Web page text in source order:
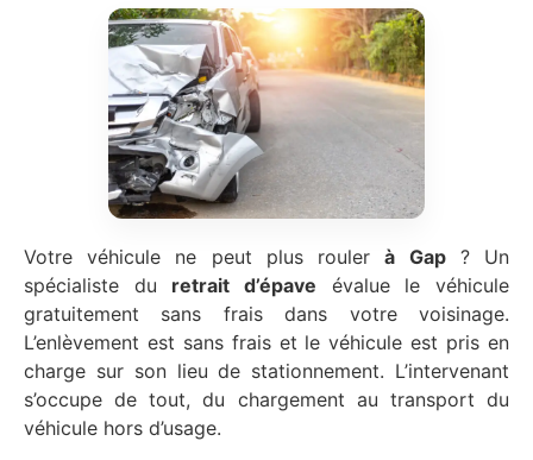
Votre véhicule ne peut plus roulerà Gap? Un
spécialiste du retrait d’épave évalue le véhicule
gratuitement sans frais dans votre voisinage.
L’enlèvement est sans frais et le véhicule est pris en
charge sur son lieu de stationnement. L’intervenant
s’occupe de tout, du chargement au transport du
véhicule hors d’usage.